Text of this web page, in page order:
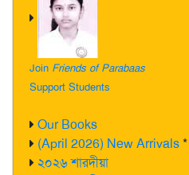
Join Friends of Parabaas
Support Students
Our Books
(April 2026) New Arrivals*
২০২৬ শারদীয়া